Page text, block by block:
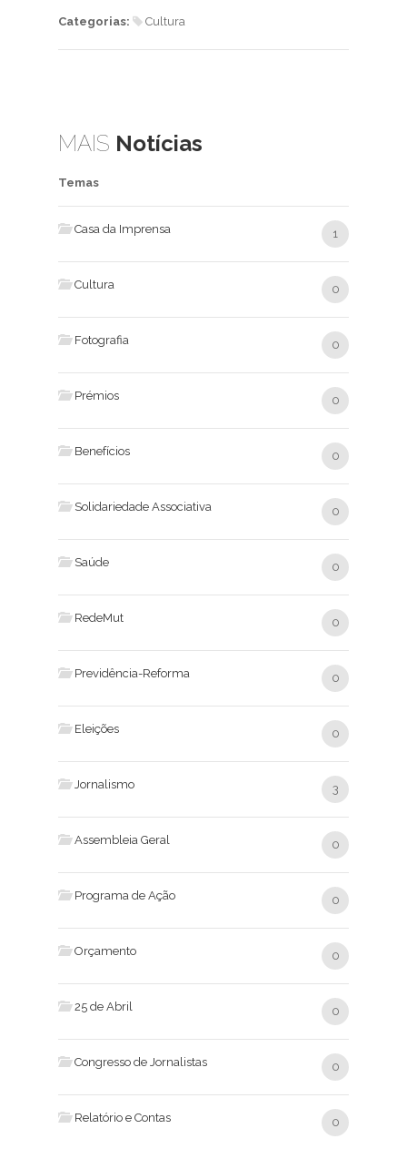
Categorias: Cultura
MAIS Notícias
Temas
Casa da Imprensa 1
Cultura 0
Fotografia 0
Prémios 0
Benefícios 0
Solidariedade Associativa 0
Saúde 0
RedeMut 0
Previdência-Reforma 0
Eleições 0
Jornalismo 3
Assembleia Geral 0
Programa de Ação 0
Orçamento 0
25 de Abril 0
Congresso de Jornalistas 0
Relatório e Contas 0